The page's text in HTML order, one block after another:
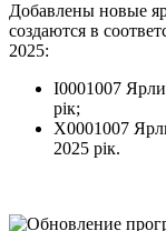
Добавлены новые
создаются в
2025:
I0001007
рік;
X0001007
2025 рік.